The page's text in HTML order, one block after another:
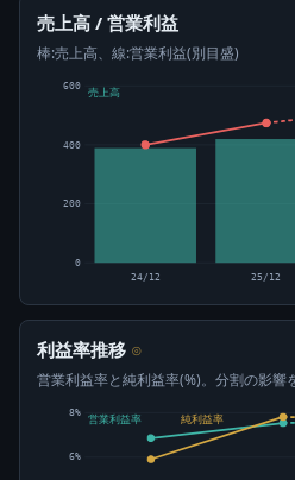
売上高 / 営業利益
棒:売上高、線:営業利益(別目盛)
0
200
400
600
24/12 25/12
売上高
利益率推移 ⊙
営業利益率と純利益率(%)。分割の影響
6%
8%
営業利益率 純利益率